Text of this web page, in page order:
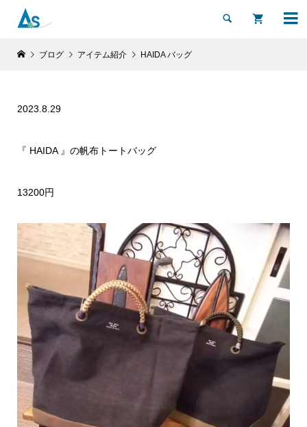
 
ブログ アイテム紹介 HAIDA バッグ
2023.8.29
『 HAIDA 』の帆布トートバッグ
13200円